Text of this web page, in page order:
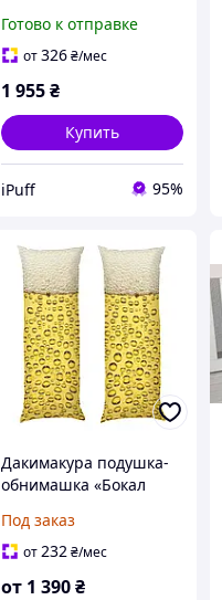
Minecraft» габардин
150х50 см
Готово к отправке
от326₴/мес
1 955₴
Купить
iPuff 95%
Дакимакура подушка-
обнимашка «Бокал
Под заказ
от232₴/мес
от 1 390₴